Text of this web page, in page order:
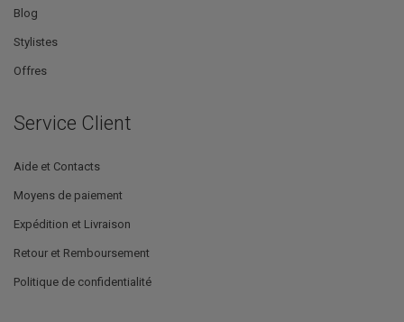
Blog
Stylistes
Offres
Service Client
Aide et Contacts
Moyens de paiement
Expédition et Livraison
Retour et Remboursement
Politique de confidentialité